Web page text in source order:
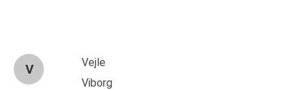
V
Vejle
Viborg